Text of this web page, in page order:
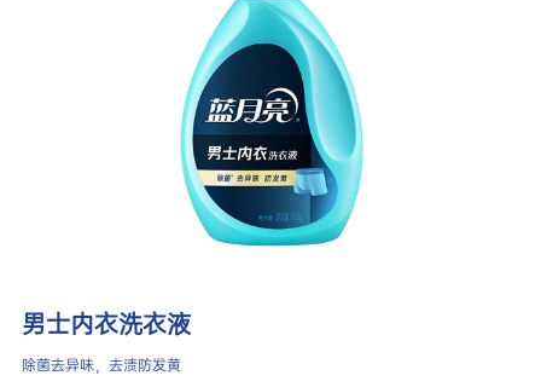
男士内衣洗衣液
除菌去异味，去渍防发黄